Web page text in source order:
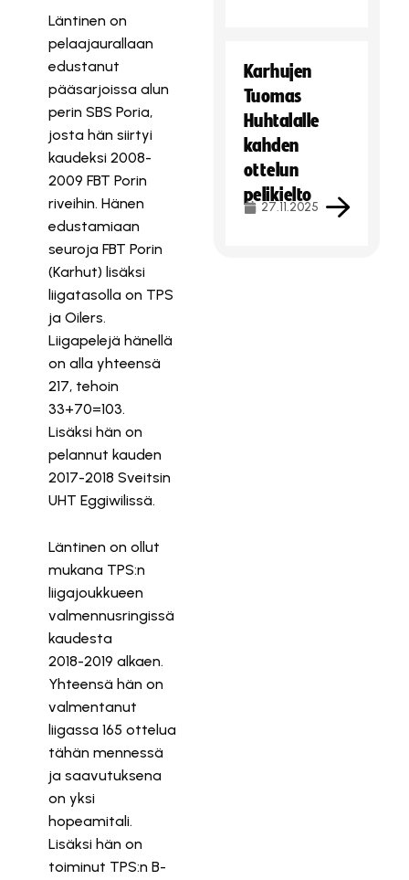
Läntinen on
pelaajaurallaan
edustanut
pääsarjoissa alun
perin SBS Poria,
josta hän siirtyi
kaudeksi 2008-
2009 FBT Porin
riveihin. Hänen
edustamiaan
seuroja FBT Porin
(Karhut) lisäksi
liigatasolla on TPS
ja Oilers.
Liigapelejä hänellä
on alla yhteensä
217, tehoin
33+70=103.
Lisäksi hän on
pelannut kauden
2017-2018 Sveitsin
UHT Eggiwilissä.
Läntinen on ollut
mukana TPS:n
liigajoukkueen
valmennusringissä
kaudesta
2018-2019 alkaen.
Yhteensä hän on
valmentanut
liigassa 165 ottelua
tähän mennessä
ja saavutuksena
on yksi
hopeamitali.
Lisäksi hän on
toiminut TPS:n B-
Karhujen
Tuomas
Huhtalalle
kahden
ottelun
pelikielto
27.11.2025